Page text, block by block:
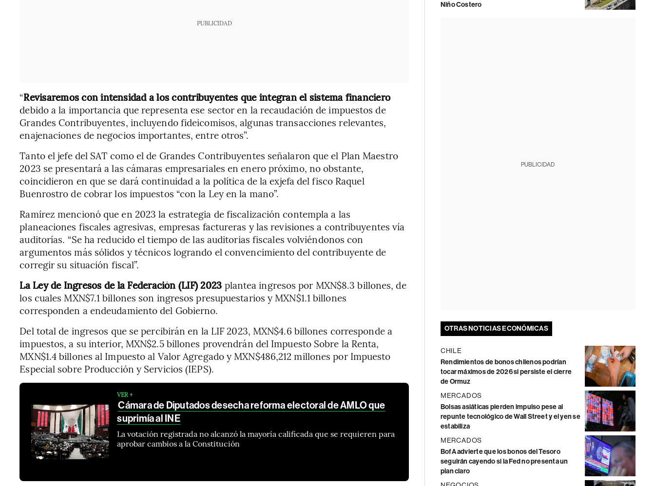
PUBLICIDAD
“Revisaremos con intensidad a los contribuyentes que integran el sistema financiero
debido a la importancia que representa ese sector en la recaudación de impuestos de
Grandes Contribuyentes, incluyendo fideicomisos, algunas transacciones relevantes,
enajenaciones de negocios importantes, entre otros”.
Tanto el jefe del SAT como el de Grandes Contribuyentes señalaron que el Plan Maestro
2023 se presentará a las cámaras empresariales en enero próximo, no obstante,
coincidieron en que se dará continuidad a la política de la exjefa del fisco Raquel
Buenrostro de cobrar los impuestos “con la Ley en la mano”.
Ramírez mencionó que en 2023 la estrategia de fiscalización contempla a las
planeaciones fiscales agresivas, empresas factureras y las revisiones a contribuyentes vía
auditorías. “Se ha reducido el tiempo de las auditorias fiscales volviéndonos con
argumentos más sólidos y técnicos logrando el convencimiento del contribuyente de
corregir su situación fiscal”.
La Ley de Ingresos de la Federación (LIF) 2023 plantea ingresos por MXN$8.3 billones, de
los cuales MXN$7.1 billones son ingresos presupuestarios y MXN$1.1 billones
corresponden a endeudamiento del Gobierno.
Del total de ingresos que se percibirán en la LIF 2023, MXN$4.6 billones corresponde a
impuestos, a su interior, MXN$2.5 billones provendrán del Impuesto Sobre la Renta,
MXN$1.4 billones al Impuesto al Valor Agregado y MXN$486,212 millones por Impuesto
Especial sobre Producción y Servicios (IEPS).
VER +
Cámara de Diputados desecha reforma electoral de AMLO que
suprimía al INE
La votación registrada no alcanzó la mayoría calificada que se requieren para
aprobar cambios a la Constitución
Niño Costero
PUBLICIDAD
OTRAS NOTICIAS ECONÓMICAS
CHILE
Rendimientos de bonos chilenos podrían
tocar máximos de 2026 si persiste el cierre
de Ormuz
MERCADOS
Bolsas asiáticas pierden impulso pese al
repunte tecnológico de Wall Street y el yen se
estabiliza
MERCADOS
BofA advierte que los bonos del Tesoro
seguirán cayendo si la Fed no presenta un
plan claro